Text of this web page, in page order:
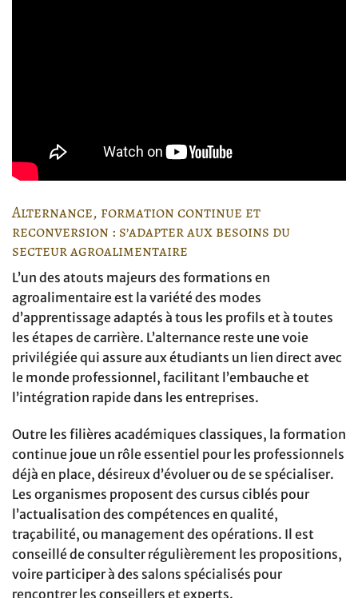
Alternance, formation continue et
reconversion : s’adapter aux besoins du
secteur agroalimentaire
L’un des atouts majeurs des formations en
agroalimentaire est la variété des modes
d’apprentissage adaptés à tous les profils et à toutes
les étapes de carrière. L’alternance reste une voie
privilégiée qui assure aux étudiants un lien direct avec
le monde professionnel, facilitant l’embauche et
l’intégration rapide dans les entreprises.
Outre les filières académiques classiques, la formation
continue joue un rôle essentiel pour les professionnels
déjà en place, désireux d’évoluer ou de se spécialiser.
Les organismes proposent des cursus ciblés pour
l’actualisation des compétences en qualité,
traçabilité, ou management des opérations. Il est
conseillé de consulter régulièrement les propositions,
voire participer à des salons spécialisés pour
rencontrer les conseillers et experts.